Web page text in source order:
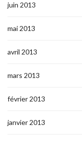
juin 2013
mai 2013
avril 2013
mars 2013
février 2013
janvier 2013